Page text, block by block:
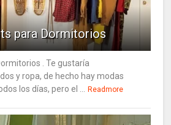
para Dormitorios
. Te gustaría
y ropa, de hecho hay modas
los días, pero el ... Readmore